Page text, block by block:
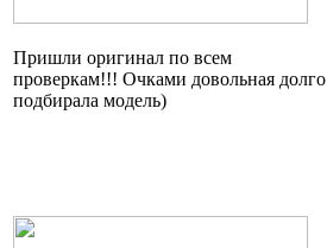
Пришли оригинал по всем
проверкам!!! Очками довольная долго
подбирала модель)